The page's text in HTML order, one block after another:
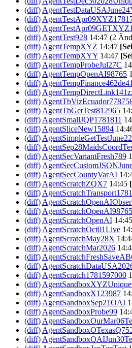
(diff)
(diff)
(diff)
(diff) AgentTest928 14:47 (2
(diff) AgentTempXYZ 14:47
(diff) AgentTempXYY 14:47
(diff) AgentTempProbeJul27C
(diff) AgentTempOpenAI98765
(diff)
(diff)
(diff)
(diff) AgentTbGetTest812965
(diff) AgentSmallJQP1781811
(diff) AgentSliceNew15894
(diff)
(diff)
(diff) AgentSecVariantFresh789
(diff)
(diff) AgentSecCountyVarAI
(diff) AgentScratchZQX7 14:45
(diff)
(diff)
(diff) AgentScratchOpenAI98765
(diff) AgentScratchOpenAI
(diff) AgentScratchOct01Live
(diff) AgentScratchMay28X
(diff) AgentScratchMar2026
(diff)
(diff)
(diff) AgentScratch1781597000
(diff)
(diff) AgentSandboxX123987
(diff) AgentSandboxSep21OAI
(diff) AgentSandboxProbe99
(diff)
(diff)
(diff)